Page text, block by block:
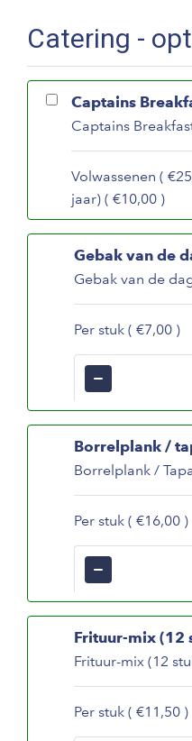
Catering -
Captains
Captains
Volwassenen (
jaar) ( €10,00 )
Gebak van de
Gebak van de
Per stuk ( €7,00 )
−
Borrelplank /
Borrelplank /
Per stuk ( €16,00 )
−
Frituur-mix (12
Frituur-mix (12
Per stuk ( €11,50 )